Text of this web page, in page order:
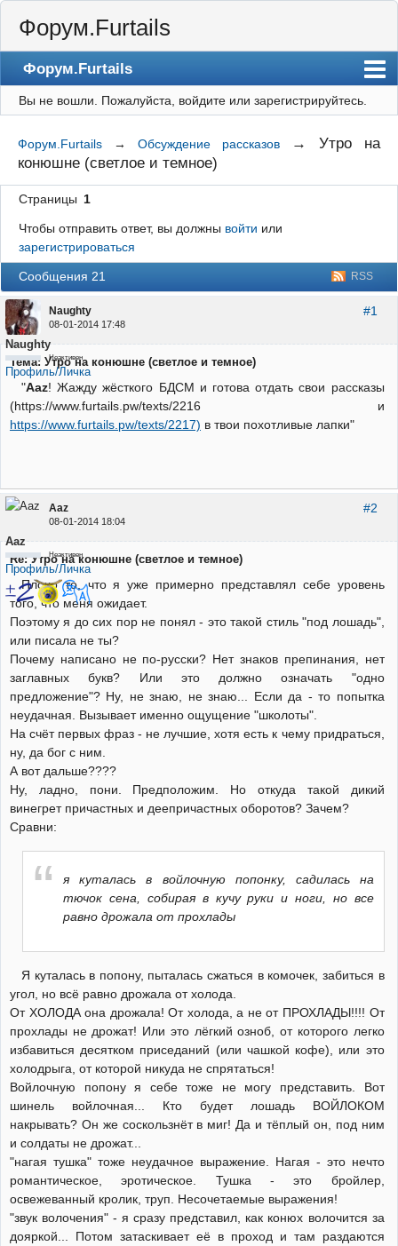
Форум.Furtails
Форум.Furtails
На сайт
Форум
Регистрация
Вход
Вы не вошли. Пожалуйста, войдите или зарегистрируйтесь.
Форум.Furtails →Обсуждение рассказов → Утро на
конюшне (светлое и темное)
Страницы 1
Чтобы отправить ответ, вы должны войти или
зарегистрироваться
RSS
Сообщения 21
#1
Naughty
08-01-2014 17:48
Naughty
Неактивен
Профиль/Личка
Тема: Утро на конюшне (светлое и темное)
"Aaz! Жажду жёсткого БДСМ и готова отдать свои рассказы
(https://www.furtails.pw/texts/2216 и
https://www.furtails.pw/texts/2217) в твои похотливые лапки"
#2
Aaz
08-01-2014 18:04
Aaz
Неактивен
Профиль/Личка
Re: Утро на конюшне (светлое и темное)
Плохо то, что я уже примерно представлял себе уровень
того, что меня ожидает.
Поэтому я до сих пор не понял - это такой стиль "под лошадь",
или писала не ты?
Почему написано не по-русски? Нет знаков препинания, нет
заглавных букв? Или это должно означать "одно
предложение"? Ну, не знаю, не знаю... Если да - то попытка
неудачная. Вызывает именно ощущение "школоты".
На счёт первых фраз - не лучшие, хотя есть к чему придраться,
ну, да бог с ним.
А вот дальше????
Ну, ладно, пони. Предположим. Но откуда такой дикий
винегрет причастных и деепричастных оборотов? Зачем?
Сравни:
я куталась в войлочную попонку, садилась на
тючок сена, собирая в кучу руки и ноги, но все
равно дрожала от прохлады
Я куталась в попону, пыталась сжаться в комочек, забиться в
угол, но всё равно дрожала от холода.
От ХОЛОДА она дрожала! От холода, а не от ПРОХЛАДЫ!!!! От
прохлады не дрожат! Или это лёгкий озноб, от которого легко
избавиться десятком приседаний (или чашкой кофе), или это
холодрыга, от которой никуда не спрятаться!
Войлочную попону я себе тоже не могу представить. Вот
шинель войлочная... Кто будет лошадь ВОЙЛОКОМ
накрывать? Он же соскользнёт в миг! Да и тёплый он, под ним
и солдаты не дрожат...
"нагая тушка" тоже неудачное выражение. Нагая - это нечто
романтическое, эротическое. Тушка - это бройлер,
освежеванный кролик, труп. Несочетаемые выражения!
"звук волочения" - я сразу представил, как конюх волочится за
дояркой... Потом затаскивает её в проход и там раздаются